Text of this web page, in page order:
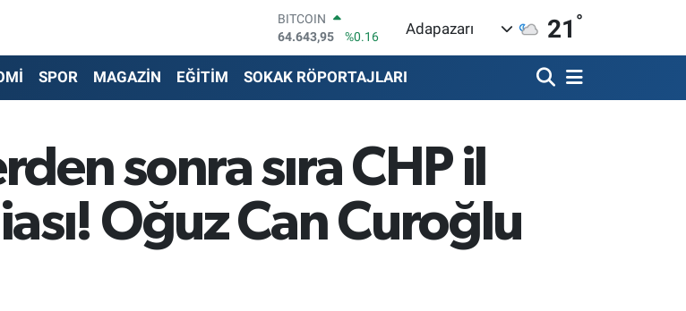
DOLAR
47,6704
%0
EURO
55,0406
%-0.08
%0.12
BİST100
13.799
%70
64.643,95
%0.16
Adapazarı 21 °
SPOR MAGAZİN EĞİTİM SOKAK RÖPORTAJLARI
sonra sıra CHP il
Oğuz Can Curoğlu